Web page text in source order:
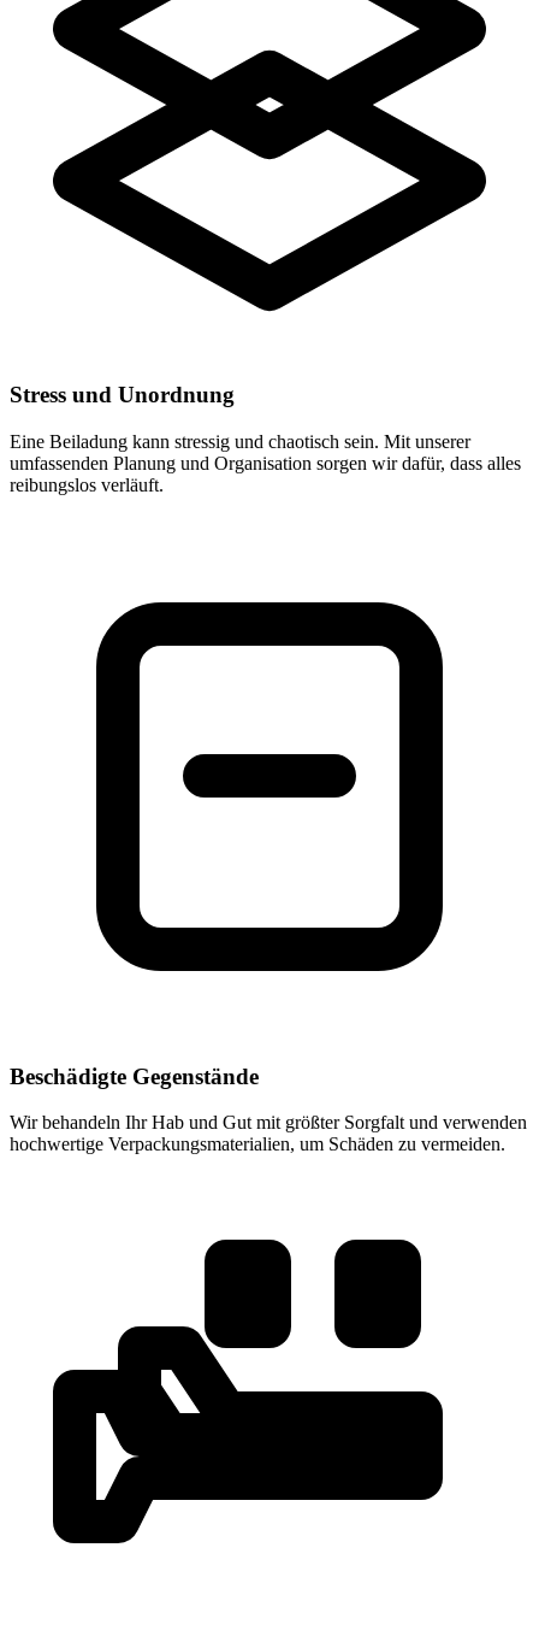
Stress und Unordnung
Eine Beiladung kann stressig und chaotisch sein. Mit unserer
umfassenden Planung und Organisation sorgen wir dafür, dass alles
reibungslos verläuft.
Beschädigte Gegenstände
Wir behandeln Ihr Hab und Gut mit größter Sorgfalt und verwenden
hochwertige Verpackungsmaterialien, um Schäden zu vermeiden.